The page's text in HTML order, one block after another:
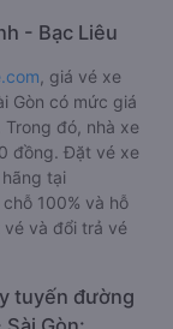
- Bạc Liêu
, giá vé xe
Gòn có mức giá
đó, nhà xe
đồng. Đặt vé xe
hãng tại
100% và hỗ
và đổi trả vé
tuyến đường